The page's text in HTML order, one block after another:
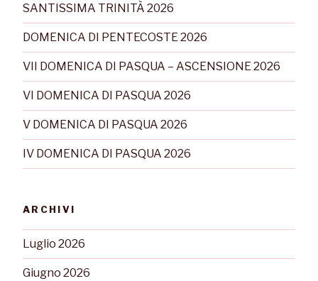
SANTISSIMA TRINITÀ 2026
DOMENICA DI PENTECOSTE 2026
VII DOMENICA DI PASQUA – ASCENSIONE 2026
VI DOMENICA DI PASQUA 2026
V DOMENICA DI PASQUA 2026
IV DOMENICA DI PASQUA 2026
ARCHIVI
Luglio 2026
Giugno 2026